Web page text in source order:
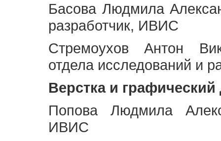
Басова Людмила
разработчик, ИВИС
Стремоухов Антон
отдела исследований и
Верстка и графический
Попова Людмила
ИВИС